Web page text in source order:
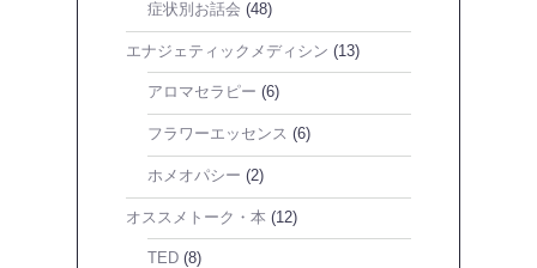
症状別お話会 (48)
エナジェティックメディシン (13)
アロマセラピー (6)
フラワーエッセンス (6)
ホメオパシー (2)
オススメトーク・本 (12)
TED (8)